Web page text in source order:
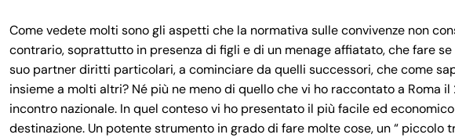
Come vedete molti sono gli aspetti che la normativa sulle convivenze non
contrario, soprattutto in presenza di figli e di un menage affiatato, che fare
suo partner diritti particolari, a cominciare da quelli successori, che come
insieme a molti altri? Né più ne meno di quello che vi ho raccontato a Roma
incontro nazionale. In quel conteso vi ho presentato il più facile ed
destinazione. Un potente strumento in grado di fare molte cose, un “ piccolo